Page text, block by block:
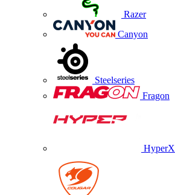
Razer
Canyon
Steelseries
Fragon
HyperX